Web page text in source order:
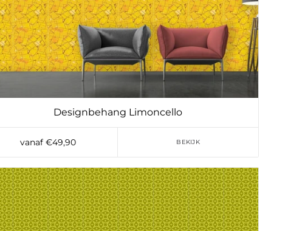
Toevoegen aan verlanglijst
Designbehang Limoncello
vanaf €49,90 BEKIJK